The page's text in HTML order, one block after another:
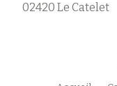
02420 Le Catelet